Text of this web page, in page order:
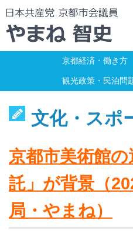
京都経済・働き方
観光政策・民泊問
文化・スポ
京都市美術館
託」が背景（
局・やまね）